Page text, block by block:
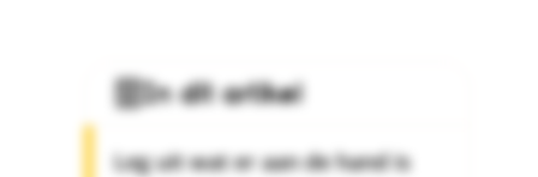
In dit artikel
Leg uit wat er aan de hand is